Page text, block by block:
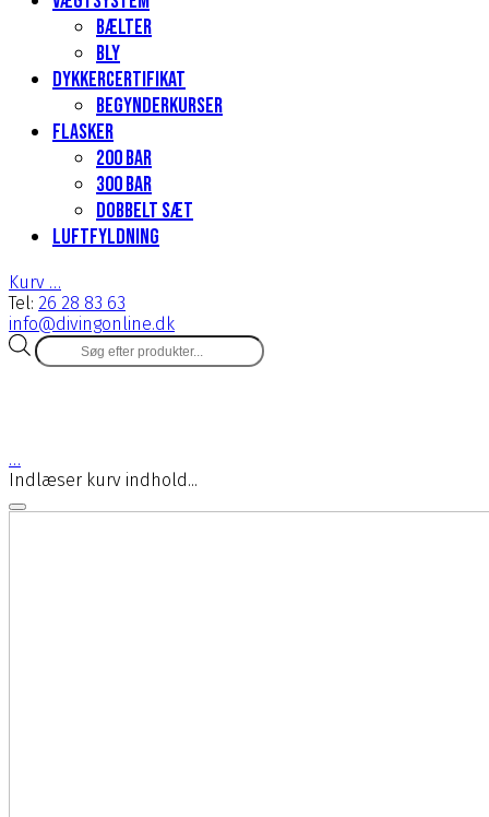
Bælter
Bly
Dykkercertifikat
Begynderkurser
Flasker
200 Bar
300 bar
Dobbelt sæt
Luftfyldning
Kurv …
Tel: 26 28 83 63
info@divingonline.dk
Products
search
…
Indlæser kurv indhold...